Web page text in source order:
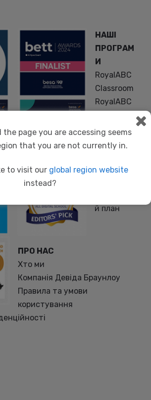
НАШІ
ПРОГРАМ
И
RoyalABC
Classroom
RoyalABC
at Home
RoyalABC
Програма
й план
ПРО НАС
Хто ми
Компанія Девіда Браунлоу
Правила та умови
користування
the page you are accessing seems
that you are not currently in.
to visit our global region website
instead?